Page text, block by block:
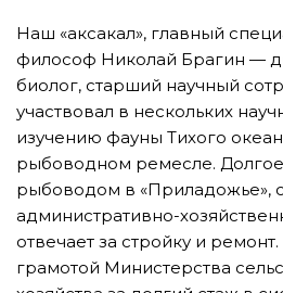
Наш «аксакал», главный
философ Николай Брагин —
биолог, старший научный
участвовал в нескольких
изучению фауны Тихого
рыбоводном ремесле.
рыбоводом в «Приладожье»,
административно-
отвечает за стройку и
грамотой Министерства